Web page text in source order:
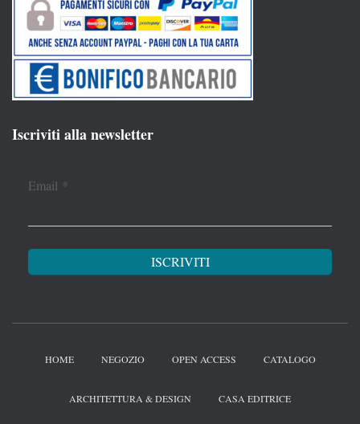
Iscriviti alla newsletter
Email *
HOME NEGOZIO OPEN ACCESS CATALOGO
ARCHITETTURA & DESIGN CASA EDITRICE